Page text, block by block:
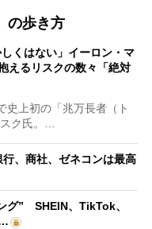
の歩き方
しくはない」イーロン・マ
えるリスクの数々「絶対
上初の「兆万長者（ト
スク氏。…
行、商社、ゼネコンは最高
グ” SHEIN、TikTok、